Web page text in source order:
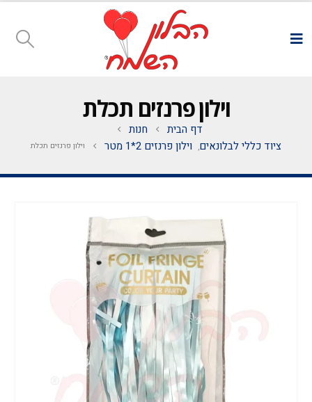
וילון פרנזים תכלת
דף הבית
חנות
ציוד כללי לבלונאים, וילון פרנזים 2*1 מטר וילון פרנזים תכלת